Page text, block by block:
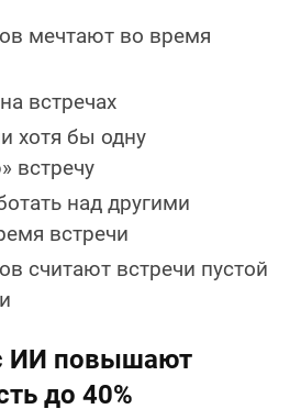
мечтают во время
встречах
хотя бы одну
встречу
над другими
встречи
считают встречи пустой
ИИ повышают
до 40%